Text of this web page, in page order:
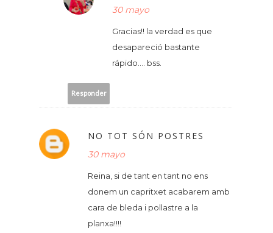
30 mayo
Gracias!! la verdad es que
desapareció bastante
rápido.... bss.
Responder
NO TOT SÓN POSTRES
30 mayo
Reina, si de tant en tant no ens
donem un capritxet acabarem amb
cara de bleda i pollastre a la
planxa!!!!